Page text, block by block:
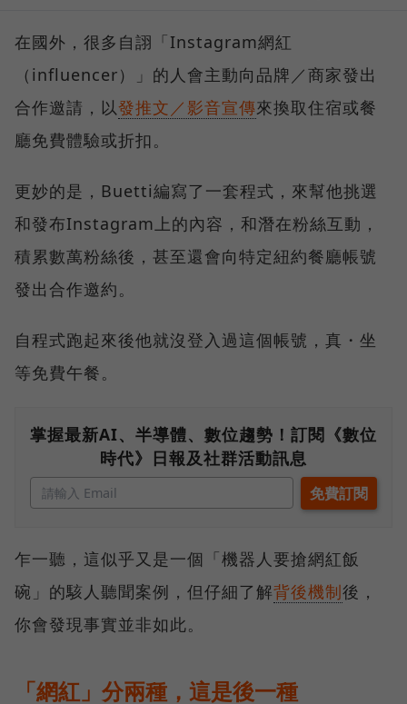
在國外，很多自詡「Instagram網紅
（influencer）」的人會主動向品牌／商家發出
合作邀請，以發推文／影音宣傳來換取住宿或餐
廳免費體驗或折扣。
更妙的是，Buetti編寫了一套程式，來幫他挑選
和發布Instagram上的內容，和潛在粉絲互動，
積累數萬粉絲後，甚至還會向特定紐約餐廳帳號
發出合作邀約。
自程式跑起來後他就沒登入過這個帳號，真・坐
等免費午餐。
掌握最新AI、半導體、數位趨勢！訂閱《數位
時代》日報及社群活動訊息
乍一聽，這似乎又是一個「機器人要搶網紅飯
碗」的駭人聽聞案例，但仔細了解背後機制後，
你會發現事實並非如此。
「網紅」分兩種，這是後一種